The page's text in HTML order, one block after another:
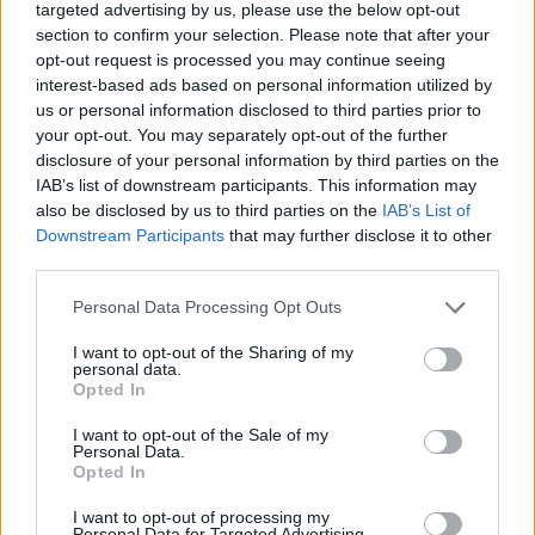
targeted advertising by us, please use the below opt-out
section to confirm your selection. Please note that after your
opt-out request is processed you may continue seeing
interest-based ads based on personal information utilized by
us or personal information disclosed to third parties prior to
your opt-out. You may separately opt-out of the further
disclosure of your personal information by third parties on the
IAB’s list of downstream participants. This information may
also be disclosed by us to third parties on the IAB’s List of
Downstream Participants that may further disclose it to other
Personal Data Processing Opt Outs
I want to opt-out of the Sharing of my
personal data.
Opted In
I want to opt-out of the Sale of my
Personal Data.
Opted In
I want to opt-out of processing my
οντότητες στη Ρωσία
ΗΠΑ Κόουλ Άλεν